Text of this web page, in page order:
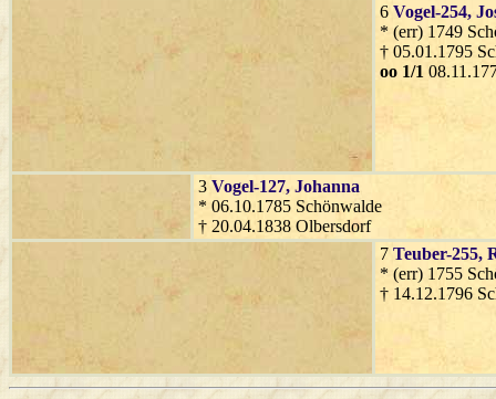
6 Vogel-254,
* (err) 1749
† 05.01.1795
oo 1/1
3 Vogel-127, Johanna
* 06.10.1785 Schönwalde
† 20.04.1838 Olbersdorf
7 Teuber-255,
* (err) 1755
† 14.12.1796